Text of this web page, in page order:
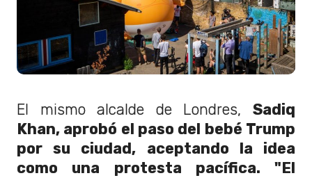
El mismo alcalde de Londres, Sadiq
Khan, aprobó el paso del bebé Trump
por su ciudad, aceptando la idea
como una protesta pacífica. "El